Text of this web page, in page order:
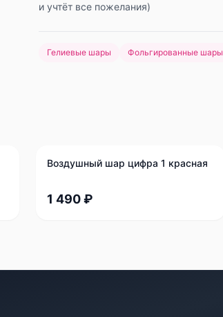
и учтёт все пожелания)
Гелиевые шары Фольгированные шары
Воздушный шар цифра 1 красная
1 490 ₽